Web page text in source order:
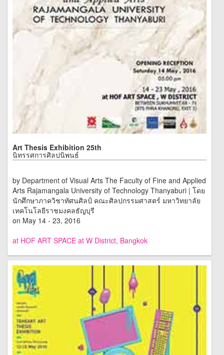
Art Thesis Exhibition 25th
นิทรรศการศิลปนิพนธ์
by Department of Visual Arts The Faculty of Fine and Applied
Arts Rajamangala University of Technology Thanyaburi | โดย
นักศึกษาภาควิชาทัศนศิลป์ คณะศิลปกรรมศาสตร์ มหาวิทยาลัย
เทคโนโลยีราชมงคลธัญบุรี
on May 14 - 23, 2016
at HOF ART SPACE at W District, Bangkok